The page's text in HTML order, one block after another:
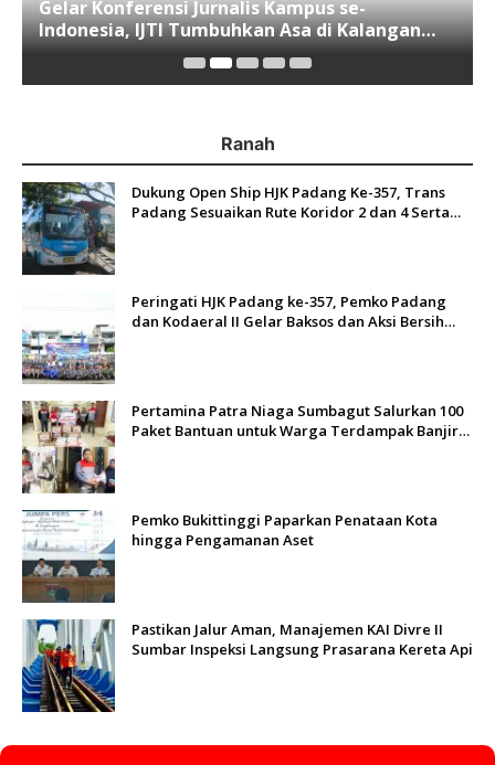
Gelar Konferensi Jurnalis Kampus se-
Indonesia, IJTI Tumbuhkan Asa di Kalangan
Jurnalis Muda di Era Disruspi Digital
Ranah
Dukung Open Ship HJK Padang Ke-357, Trans
Padang Sesuaikan Rute Koridor 2 dan 4 Serta
Peringati HJK Padang ke-357, Pemko Padang
dan Kodaeral II Gelar Baksos dan Aksi Bersih
Pertamina Patra Niaga Sumbagut Salurkan 100
Paket Bantuan untuk Warga Terdampak Banjir
Pemko Bukittinggi Paparkan Penataan Kota
hingga Pengamanan Aset
Pastikan Jalur Aman, Manajemen KAI Divre II
Sumbar Inspeksi Langsung Prasarana Kereta Api